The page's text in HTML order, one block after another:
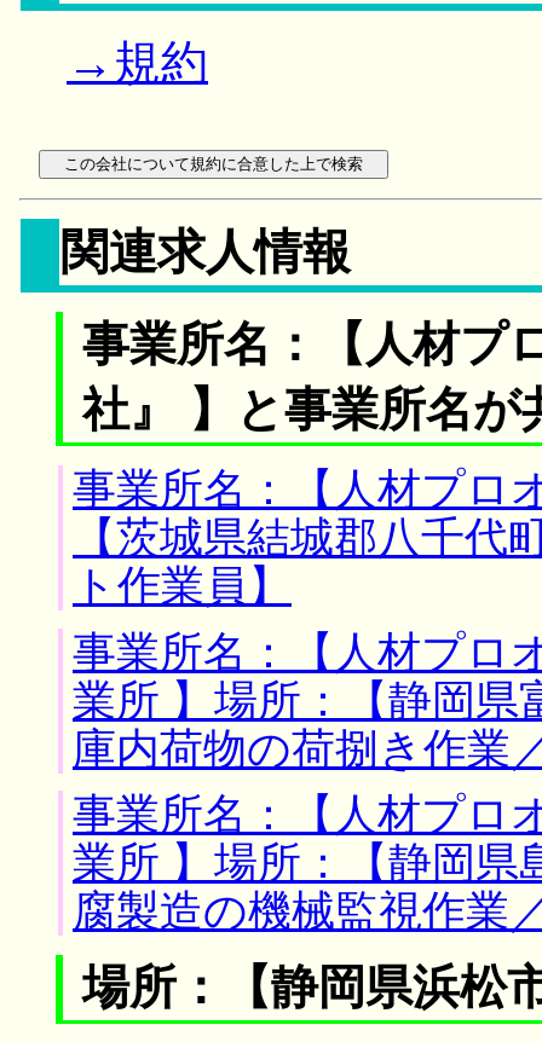
→規約
関連求人情報
事業所名：【人材
社』 】と事業所名が
事業所名：【人材プ
【茨城県結城郡八千
ト作業員】
事業所名：【人材プ
業所 】場所：【静岡県
庫内荷物の荷捌き作業
事業所名：【人材プ
業所 】場所：【静岡県
腐製造の機械監視作業
場所：【静岡県浜松